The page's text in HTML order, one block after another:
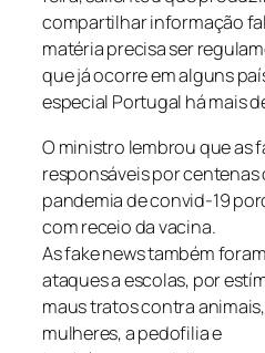
compartilhar informação
matéria precisa ser
que já ocorre em alguns
especial Portugal há mais
O ministro lembrou que as
responsáveis por
pandemia de convid-19
com receio da vacina.
As fake news também
ataques a escolas, por
maus tratos contra
mulheres, a pedofilia e